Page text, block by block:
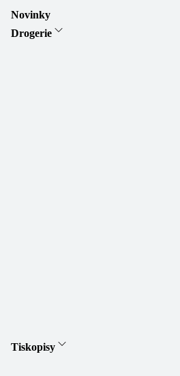
Novinky
Drogerie
Tiskopisy